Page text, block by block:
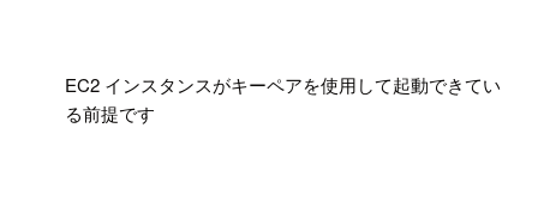
EC2 インスタンスがキーペアを使用して起動できてい
る前提です